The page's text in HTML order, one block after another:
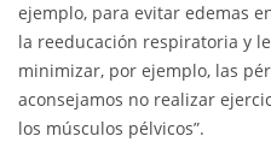
ejemplo, para evitar edemas
la reeducación respiratoria y
minimizar, por ejemplo, las
aconsejamos no realizar
los músculos pélvicos”.